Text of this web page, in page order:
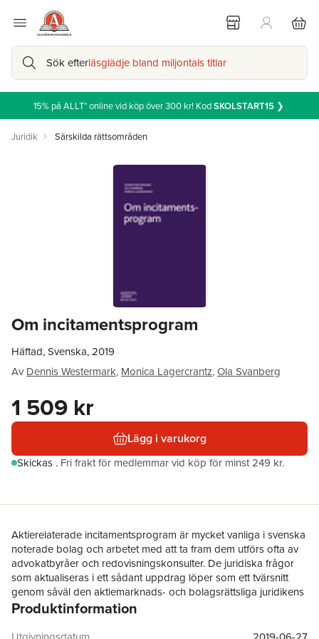
Sök efterläsglädje bland miljontals titlar
15% på ALLT* online vid köp över 300 kr! KodSKOLSTART15❯
Juridik Särskilda rättsområden
Om incitamentsprogram
Häftad, Svenska, 2019
Av Dennis Westermark, Monica Lagercrantz,Ola Svanberg
1 509 kr
Lägg i varukorg
Skickas . Fri frakt för medlemmar vid köp för minst 249 kr.
Aktierelaterade incitamentsprogram är mycket vanliga i svenska
noterade bolag och arbetet med att ta fram dem utförs ofta av
advokatbyråer och redovisningskonsulter. De juridiska frågor
som aktualiseras i ett sådant uppdrag löper som ett tvärsnitt
genom såväl den aktiemarknads- och bolagsrättsliga juridikens
alla delar som den juridik som aktualiseras i samband med olika
skatterätt och arbetsrätt. Det är svårt att finna juridisk litteratur
Produktinformation